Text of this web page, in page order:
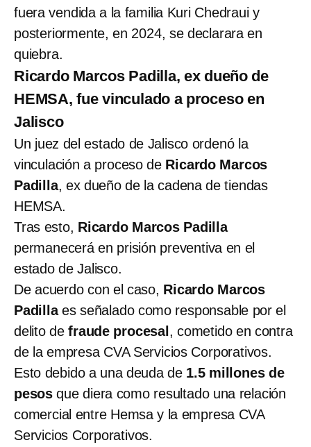
fuera vendida a la familia Kuri Chedraui y
posteriormente, en 2024, se declarara en
quiebra.
Ricardo Marcos Padilla, ex dueño de
HEMSA, fue vinculado a proceso en
Jalisco
Un juez del estado de Jalisco ordenó la
vinculación a proceso de Ricardo Marcos
Padilla, ex dueño de la cadena de tiendas
HEMSA.
Tras esto, Ricardo Marcos Padilla
permanecerá en prisión preventiva en el
estado de Jalisco.
De acuerdo con el caso, Ricardo Marcos
Padillaes señalado como responsable por el
delito defraude procesal, cometido en contra
de la empresa CVA Servicios Corporativos.
Esto debido a una deuda de 1.5 millones de
pesosque diera como resultado una relación
comercial entre Hemsa y la empresa CVA
Servicios Corporativos.